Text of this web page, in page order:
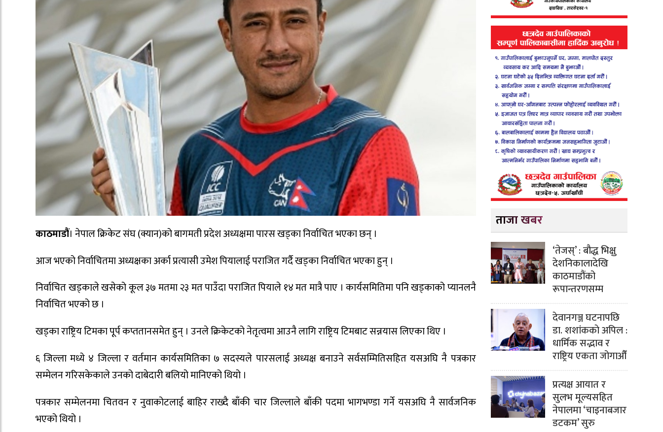
काठमाडौं। नेपाल क्रिकेट संघ (क्यान)को बागमती प्रदेश अध्यक्षमा पारस खड्का निर्वाचित भएका छन् ।
आज भएको निर्वाचितमा अध्यक्षका अर्का प्रत्यासी उमेश पियालाई पराजित गर्दै खड्का निर्वाचित भएका हुन् ।
निर्वाचित खड्काले खसेको कूल ३७ मतमा २३ मत पाउँदा पराजित पियाले १४ मत मात्रै पाए । कार्यसमितिमा पनि खड्काको प्यानलनै
निर्वाचित भएको छ ।
खड्का राष्ट्रिय टिमका पूर्प कप्ततानसमेत हुन् । उनले क्रिकेटको नेतृत्वमा आउनै लागि राष्ट्रिय टिमबाट सन्नयास लिएका थिए ।
६ जिल्ला मध्ये ४ जिल्ला र वर्तमान कार्यसमितिका ७ सदस्यले पारसलाई अध्यक्ष बनाउने सर्वसम्मितिसहित यसअघि नै पत्रकार
सम्मेलन गरिसकेकाले उनको दाबेदारी बलियो मानिएको थियो ।
पत्रकार सम्मेलनमा चितवन र नुवाकोटलाई बाहिर राख्दै बाँकी चार जिल्लाले बाँकी पदमा भागभण्डा गर्ने यसअघि नै सार्वजनिक
भएको थियो ।
ताजा खबर
‘तेजस्’ : बौद्ध भिक्षु
देशनिकालादेखि
काठमाडौंको
रूपान्तरणसम्म
देवानगञ्ज घटनापछि
डा. शशांककाे अपिल :
धार्मिक सद्भाव र
राष्ट्रिय एकता जोगाऔँ
प्रत्यक्ष आयात र
सुलभ मूल्यसहित
नेपालमा ‘चाइनाबजार
डटकम’ सुरु